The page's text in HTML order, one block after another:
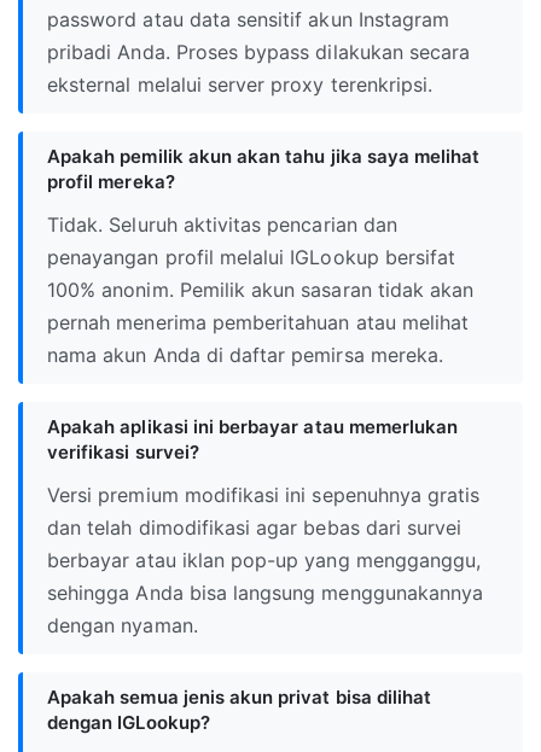
password atau data sensitif akun Instagram
pribadi Anda. Proses bypass dilakukan secara
eksternal melalui server proxy terenkripsi.
Apakah pemilik akun akan tahu jika saya melihat
profil mereka?
Tidak. Seluruh aktivitas pencarian dan
penayangan profil melalui IGLookup bersifat
100% anonim. Pemilik akun sasaran tidak akan
pernah menerima pemberitahuan atau melihat
nama akun Anda di daftar pemirsa mereka.
Apakah aplikasi ini berbayar atau memerlukan
verifikasi survei?
Versi premium modifikasi ini sepenuhnya gratis
dan telah dimodifikasi agar bebas dari survei
berbayar atau iklan pop-up yang mengganggu,
sehingga Anda bisa langsung menggunakannya
dengan nyaman.
Apakah semua jenis akun privat bisa dilihat
dengan IGLookup?